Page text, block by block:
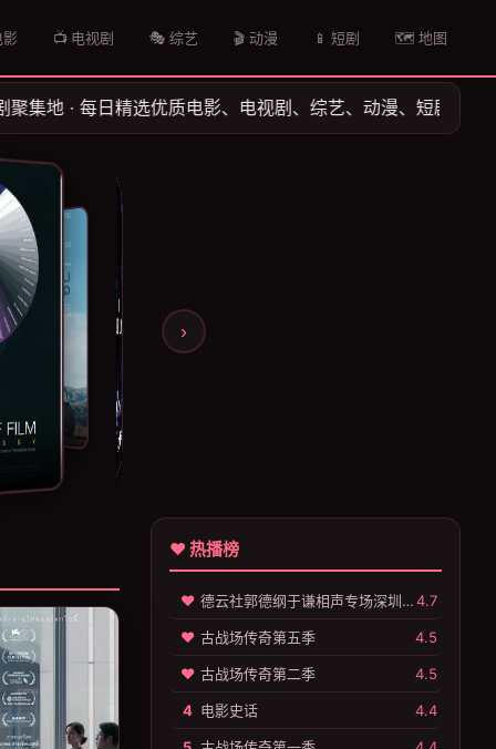
影 📺 电视剧 🎭 综艺 🎬 动漫 📱 短剧 🗺️ 地图
电影、电视剧、综艺、动漫、短剧 · 陪你度过每一个温暖
黑市大企业第二季
电影史话
›
♥ 热播榜
♥ 德云社郭德纲于谦相声专场深圳站 20254.7
♥ 古战场传奇第五季 4.5
♥ 古战场传奇第二季 4.5
4 电影史话 4.4